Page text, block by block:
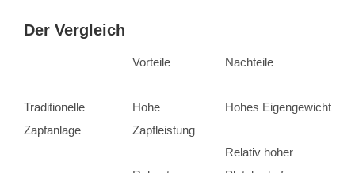
Der Vergleich
Vorteile Nachteile
Traditionelle
Zapfanlage
Hohe
Zapfleistung
Hohes Eigengewicht
Relativ hoher